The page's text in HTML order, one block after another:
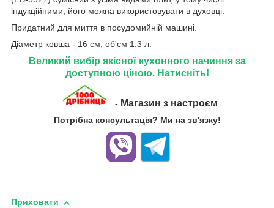
індукційними, його можна використовувати в духовці.
Придатний для миття в посудомийній машині.
Діаметр ковша - 16 см, об'єм 1.3 л.
Великий вибір якісної кухонного начиння за
доступною ціною. Натисніть!
- Магазин з настроєм
Потрібна консультація? Ми на зв'язку!
Приховати